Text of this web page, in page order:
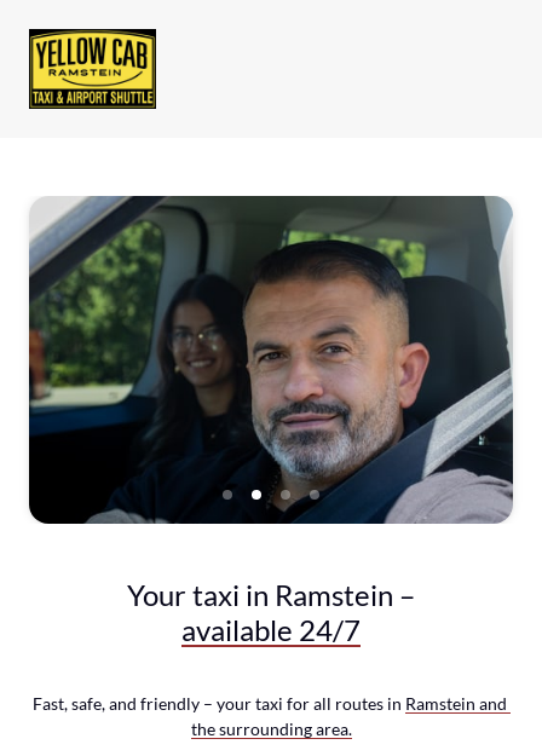
Slide 2 of 4
Your taxi in Ramstein –
available 24/7
Fast, safe, and friendly – your taxi for all routes in Ramstein
the surrounding area.